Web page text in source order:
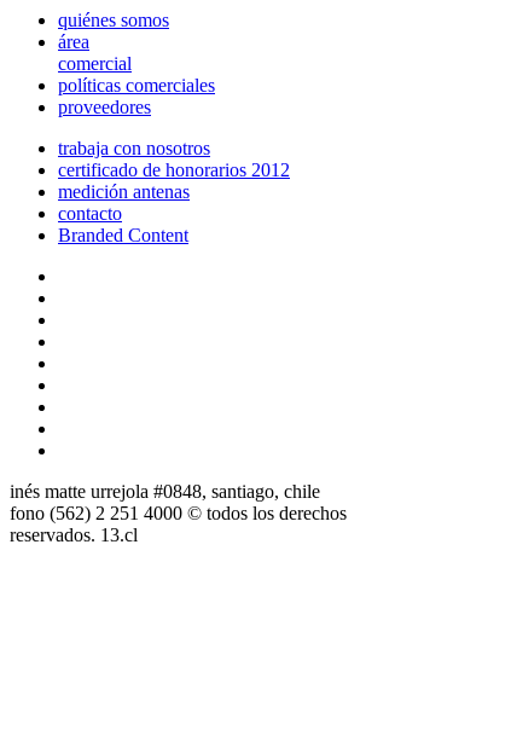
quiénes somos
área
comercial
políticas comerciales
proveedores
trabaja con nosotros
certificado de honorarios 2012
medición antenas
contacto
Branded Content
inés matte urrejola #0848, santiago, chile
fono (562) 2 251 4000 © todos los derechos
reservados. 13.cl